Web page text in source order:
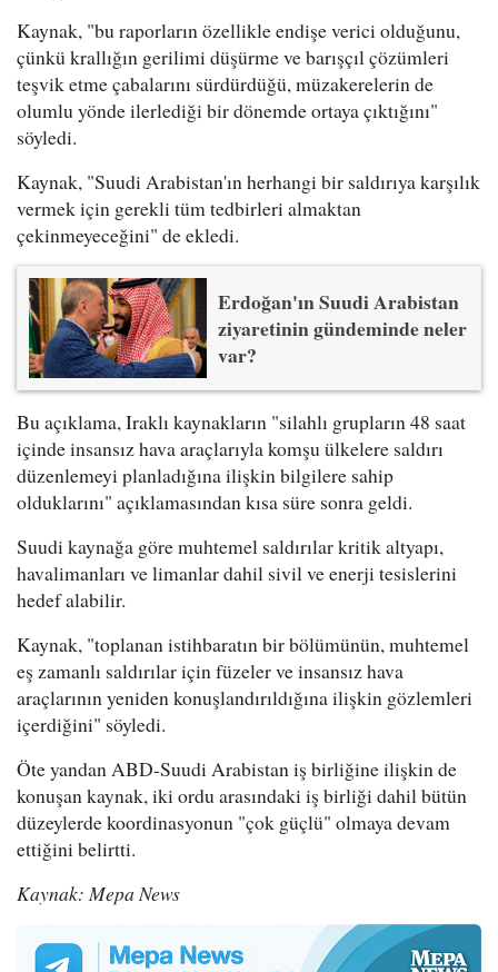
Kaynak, "bu raporların özellikle endişe verici olduğunu,
çünkü krallığın gerilimi düşürme ve barışçıl çözümleri
teşvik etme çabalarını sürdürdüğü, müzakerelerin de
olumlu yönde ilerlediği bir dönemde ortaya çıktığını"
söyledi.
Kaynak, "Suudi Arabistan'ın herhangi bir saldırıya karşılık
vermek için gerekli tüm tedbirleri almaktan
çekinmeyeceğini" de ekledi.
Erdoğan'ın Suudi Arabistan
ziyaretinin gündeminde neler
var?
Bu açıklama, Iraklı kaynakların "silahlı grupların 48 saat
içinde insansız hava araçlarıyla komşu ülkelere saldırı
düzenlemeyi planladığına ilişkin bilgilere sahip
olduklarını" açıklamasından kısa süre sonra geldi.
Suudi kaynağa göre muhtemel saldırılar kritik altyapı,
havalimanları ve limanlar dahil sivil ve enerji tesislerini
hedef alabilir.
Kaynak, "toplanan istihbaratın bir bölümünün, muhtemel
eş zamanlı saldırılar için füzeler ve insansız hava
araçlarının yeniden konuşlandırıldığına ilişkin gözlemleri
içerdiğini" söyledi.
Öte yandan ABD-Suudi Arabistan iş birliğine ilişkin de
konuşan kaynak, iki ordu arasındaki iş birliği dahil bütün
düzeylerde koordinasyonun "çok güçlü" olmaya devam
ettiğini belirtti.
Kaynak: Mepa News